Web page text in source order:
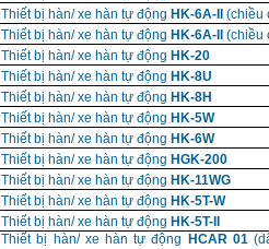
Thiết bị hàn/ xe hàn tự động HK-6A-II
(chiều
Thiết bị hàn/ xe hàn tự động HK-6A-II
(chiều
Thiết bị hàn/ xe hàn tự động HK-20
Thiết bị hàn/ xe hàn tự động HK-8U
Thiết bị hàn/ xe hàn tự động HK-8H
Thiết bị hàn/ xe hàn tự động HK-5W
Thiết bị hàn/ xe hàn tự động HK-6W
Thiết bị hàn/ xe hàn tự động HGK-200
Thiết bị hàn/ xe hàn tự động HK-11WG
Thiết bị hàn/ xe hàn tự động HK-5T-W
Thiết bị hàn/ xe hàn tự động HK-5T-II
Thiết bị hàn/ xe hàn tự động HCAR 01